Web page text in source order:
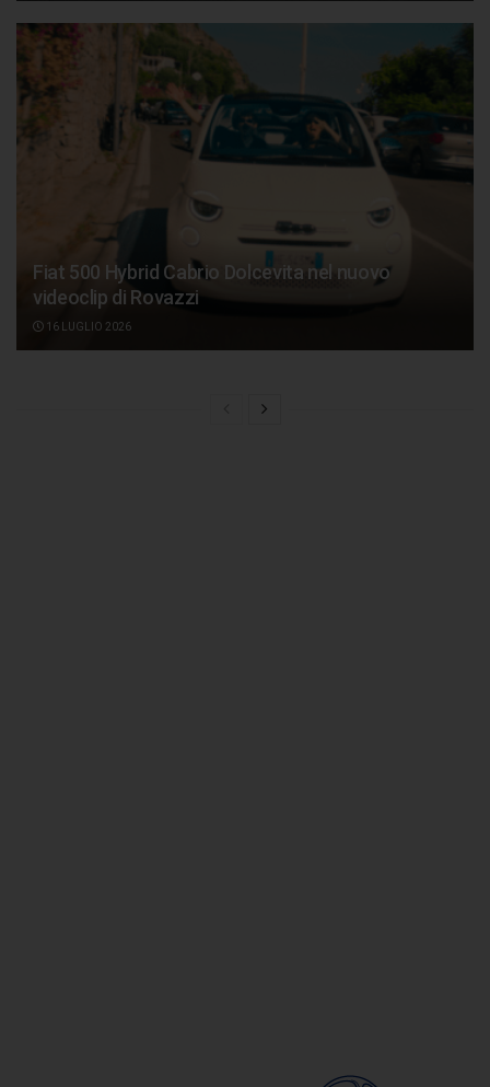
Fiat 500 Hybrid Cabrio Dolcevita nel nuovo
videoclip di Rovazzi
16 LUGLIO 2026